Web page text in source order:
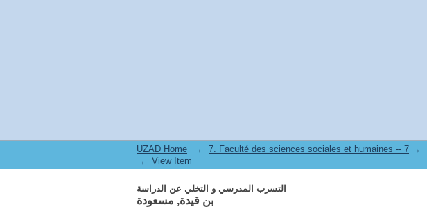
UZAD Home → →
→
View Item
التسرب المدرسي و التخلي عن الدراسة
بن قيدة, مسعودة